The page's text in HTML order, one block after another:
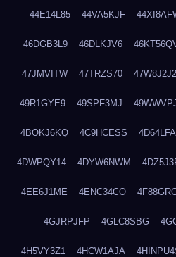
44E14L85 44VA5KJF
46DGB3L9 46DLKJV6
47JMVITW 47TRZS70 47W8J2J2
49R1GYE9 49SPF3MJ
4BOKJ6KQ 4C9HCESS
4DWPQY14 4DYW6NWM
4EE6J1ME 4ENC34CO
4GJRPJFP 4GLC8SBG
4H5VY3Z1 4HCW1AJA